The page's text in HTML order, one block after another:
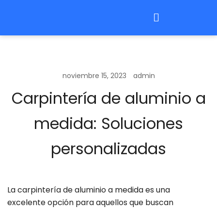
noviembre 15, 2023 admin
Carpintería de aluminio a
medida: Soluciones
personalizadas
La carpintería de aluminio a medida es una
excelente opción para aquellos que buscan